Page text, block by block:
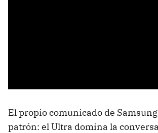
El propio comunicado de
patrón: el Ultra domina la